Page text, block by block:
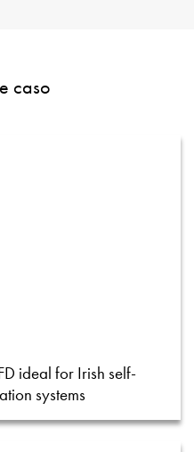
caso
ideal for Irish self-
systems